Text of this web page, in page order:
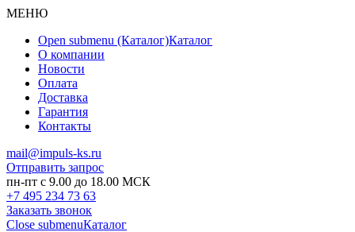
МЕНЮ
Open submenu (Каталог)Каталог
О компании
Новости
Оплата
Доставка
Гарантия
Контакты
mail@impuls-ks.ru
Отправить запрос
пн-пт с 9.00 до 18.00 МСК
+7 495 234 73 63
Заказать звонок
Close submenuКаталог